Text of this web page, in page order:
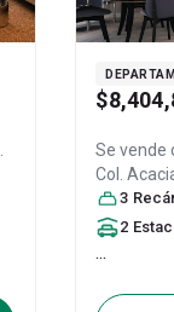
Se
Col.
México,
3
2
...